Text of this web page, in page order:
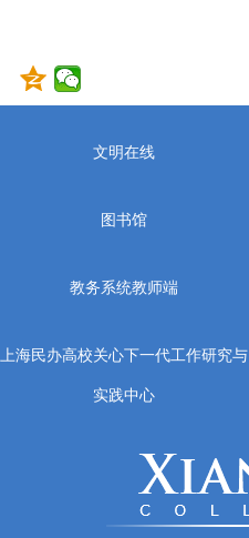
文明在线
图书馆
教务系统教师端
上海民办高校关心下一代工作研究与
实践中心